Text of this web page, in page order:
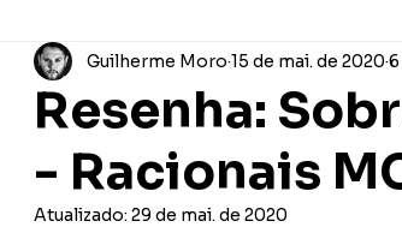
Resenha:
- Racionais
Guilherme Moro 15 de mai. de 2020
Atualizado: 29 de mai. de 2020